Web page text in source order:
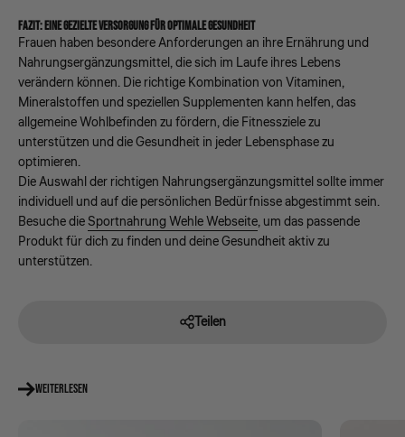
FAZIT: EINE GEZIELTE VERSORGUNG FÜR OPTIMALE GESUNDHEIT
Frauen haben besondere Anforderungen an ihre Ernährung und
Nahrungsergänzungsmittel, die sich im Laufe ihres Lebens
verändern können. Die richtige Kombination von Vitaminen,
Mineralstoffen und speziellen Supplementen kann helfen, das
allgemeine Wohlbefinden zu fördern, die Fitnessziele zu
unterstützen und die Gesundheit in jeder Lebensphase zu
optimieren.
Die Auswahl der richtigen Nahrungsergänzungsmittel sollte immer
individuell und auf die persönlichen Bedürfnisse abgestimmt sein.
Besuche dieSportnahrung Wehle Webseite, um das passende
Produkt für dich zu finden und deine Gesundheit aktiv zu
unterstützen.
Teilen
WEITERLESEN